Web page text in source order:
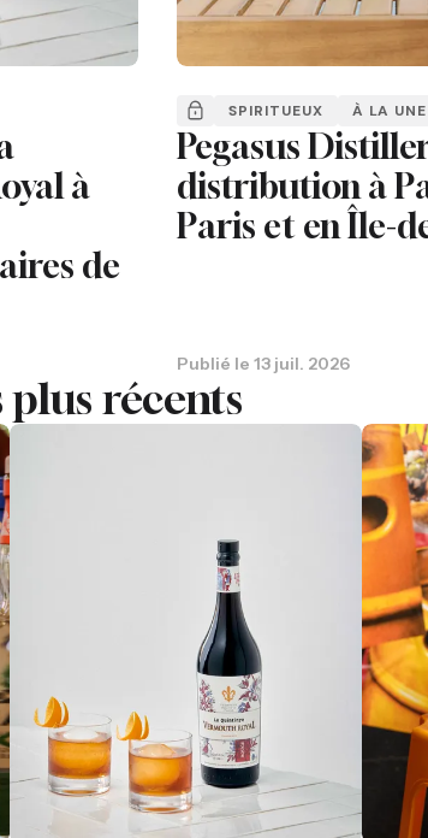
à
de
SPIRITUEUX À LA UNE
Pegasus
distribution à
Paris et en Île-
Publié le 13 juil. 2026
récents